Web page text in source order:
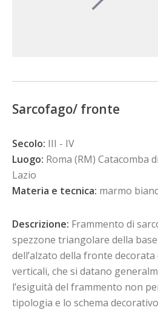
Sarcofago/ fronte
Secolo: III - IV
Luogo: Roma (RM) Catacomba
Lazio
Materia e tecnica: marmo
Descrizione: Frammento di
spezzone triangolare della
dell’alzato della fronte
verticali, che si datano
l’esiguità del frammento non
tipologia e lo schema